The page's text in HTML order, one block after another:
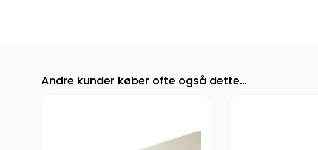
Andre kunder køber ofte også dette...